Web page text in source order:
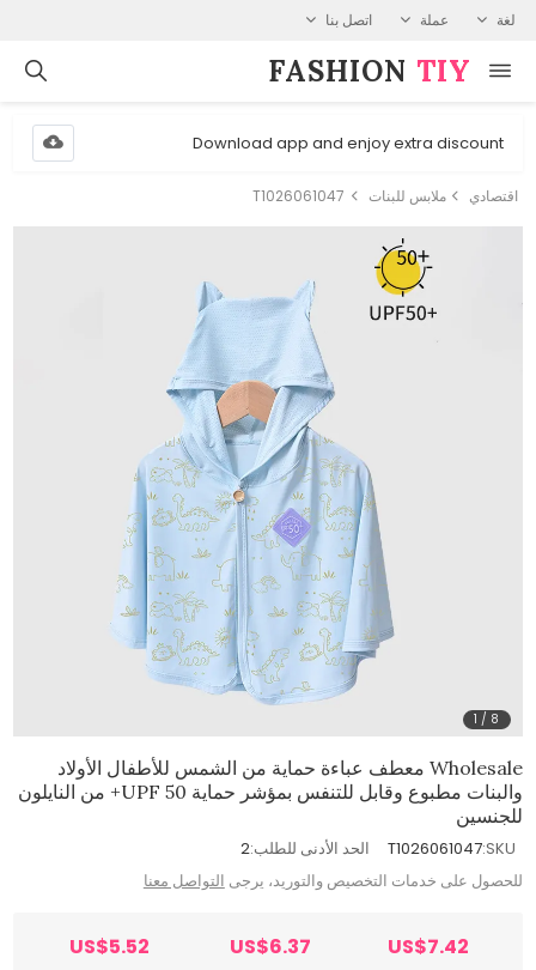
لغة عملة اتصل بنا
FASHION⁠ TIY
Download app and enjoy extra discount
اقتصادي ملابس للبنات T1026061047
1 / 8
Wholesale معطف عباءة حماية من الشمس للأطفال الأولاد
والبنات مطبوع وقابل للتنفس بمؤشر حماية UPF 50+ من النايلون
للجنسين
SKU:
T1026061047 الحد الأدنى للطلب:2
للحصول على خدمات التخصيص والتوريد، يرجى التواصل معنا
US$7.42
US$6.37
US$5.52